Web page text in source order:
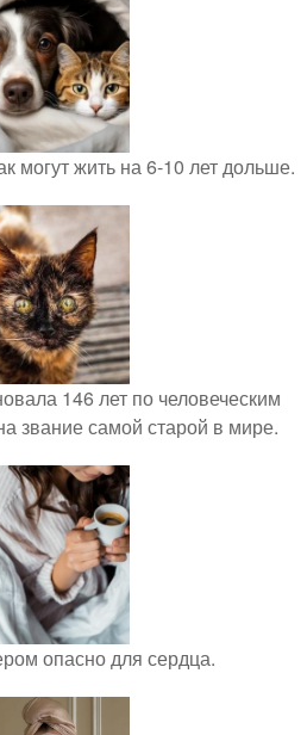
могут жить на 6-10 лет дольше.
146 лет по человеческим
звание самой старой в мире.
опасно для сердца.